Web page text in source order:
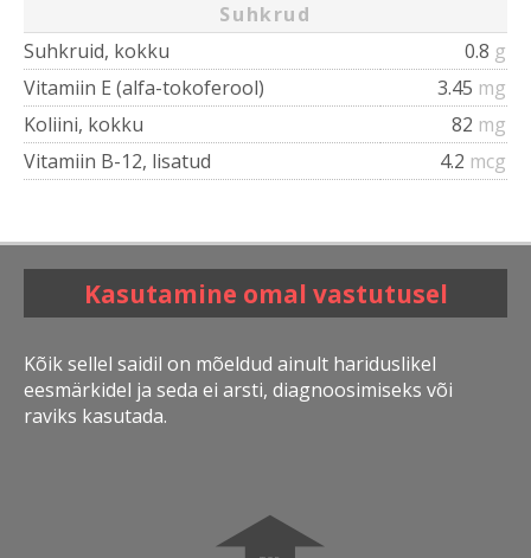
Suhkrud
Suhkruid, kokku
0.8 g
Vitamiin E (alfa-tokoferool)
3.45 mg
Koliini, kokku
82 mg
Vitamiin B-12, lisatud
4.2 mcg
Kasutamine omal vastutusel
Kõik sellel saidil on mõeldud ainult hariduslikel
eesmärkidel ja seda ei arsti, diagnoosimiseks või
raviks kasutada.